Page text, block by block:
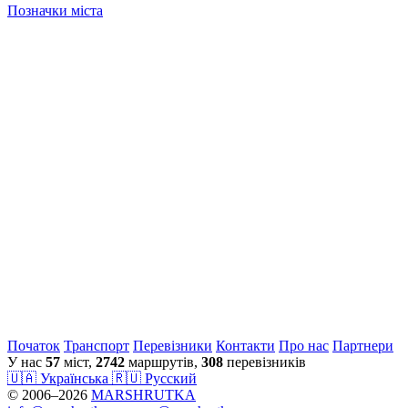
Позначки міста
Початок Транспорт Перевiзники Контакти Про нас Партнери
У нас 57 міст, 2742 маршрутів, 308 перевізників
🇺🇦 Українська 🇷🇺 Русский
© 2006–2026 MARSHRUTKA